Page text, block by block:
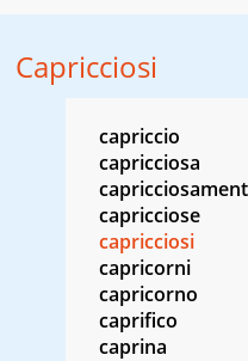
Capricciosi
capriccio
capricciosa
capricciose
capricciosi
capricorni
capricorno
caprifico
caprina